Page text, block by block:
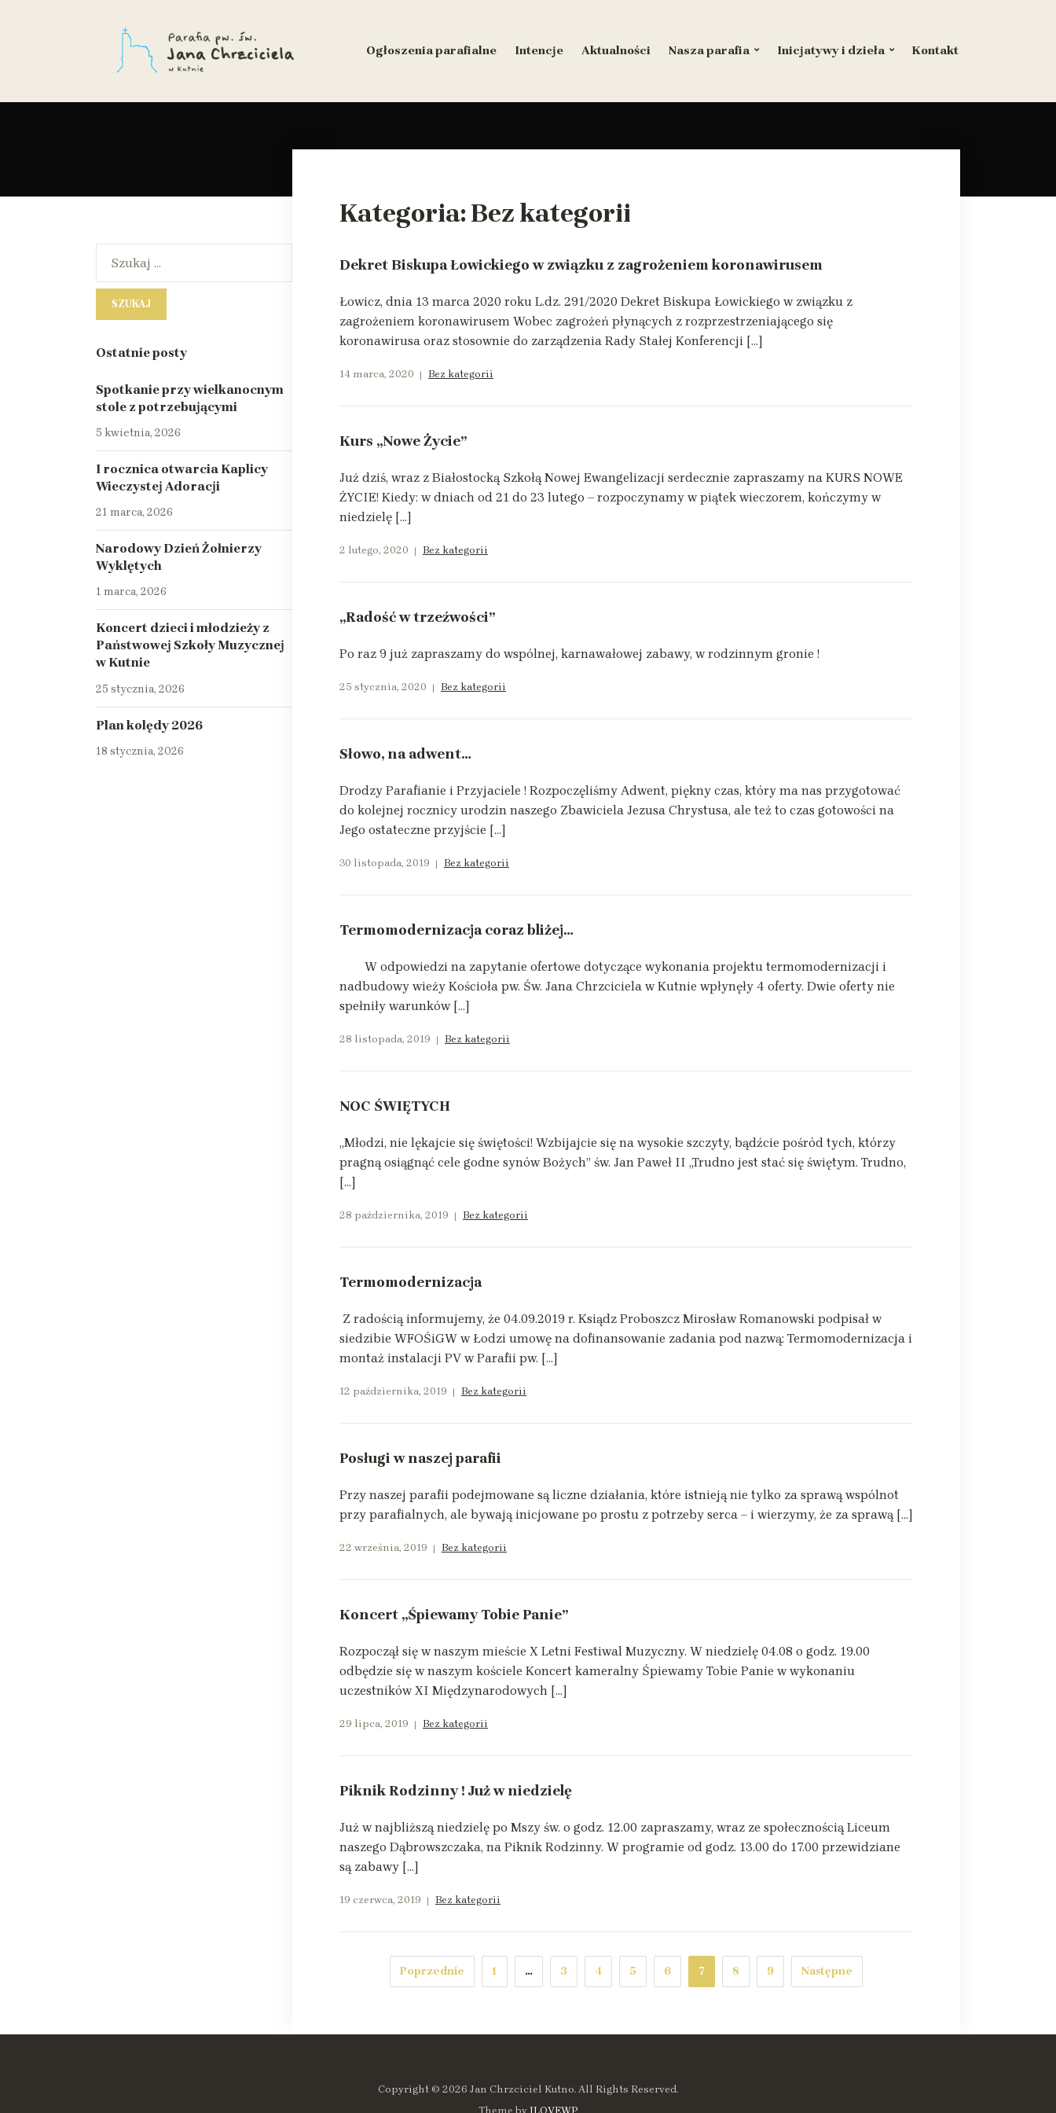
Ogłoszenia parafialne Intencje Aktualności Nasza parafia Inicjatywy i dzieła Kontakt
Kategoria: Bez kategorii
Dekret Biskupa Łowickiego w związku z zagrożeniem koronawirusem
Łowicz, dnia 13 marca 2020 roku L.dz. 291/2020 Dekret Biskupa Łowickiego w związku z
zagrożeniem koronawirusem Wobec zagrożeń płynących z rozprzestrzeniającego się
koronawirusa oraz stosownie do zarządzenia Rady Stałej Konferencji […]
14 marca, 2020 Bez kategorii
Kurs „Nowe Życie”
Już dziś, wraz z Białostocką Szkołą Nowej Ewangelizacji serdecznie zapraszamy na KURS NOWE
ŻYCIE! Kiedy: w dniach od 21 do 23 lutego – rozpoczynamy w piątek wieczorem, kończymy w
niedzielę […]
2 lutego, 2020 Bez kategorii
„Radość w trzeźwości”
Po raz 9 już zapraszamy do wspólnej, karnawałowej zabawy, w rodzinnym gronie !
25 stycznia, 2020 Bez kategorii
Słowo, na adwent…
Drodzy Parafianie i Przyjaciele ! Rozpoczęliśmy Adwent, piękny czas, który ma nas przygotować
do kolejnej rocznicy urodzin naszego Zbawiciela Jezusa Chrystusa, ale też to czas gotowości na
Jego ostateczne przyjście […]
30 listopada, 2019 Bez kategorii
Termomodernizacja coraz bliżej…
W odpowiedzi na zapytanie ofertowe dotyczące wykonania projektu termomodernizacji i
nadbudowy wieży Kościoła pw. Św. Jana Chrzciciela w Kutnie wpłynęły 4 oferty. Dwie oferty nie
spełniły warunków […]
28 listopada, 2019 Bez kategorii
NOC ŚWIĘTYCH
„Młodzi, nie lękajcie się świętości! Wzbijajcie się na wysokie szczyty, bądźcie pośród tych, którzy
pragną osiągnąć cele godne synów Bożych” św. Jan Paweł II „Trudno jest stać się świętym. Trudno,
[…]
28 października, 2019 Bez kategorii
Termomodernizacja
Z radością informujemy, że 04.09.2019 r. Ksiądz Proboszcz Mirosław Romanowski podpisał w
siedzibie WFOŚiGW w Łodzi umowę na dofinansowanie zadania pod nazwą: Termomodernizacja i
montaż instalacji PV w Parafii pw. […]
12 października, 2019 Bez kategorii
Posługi w naszej parafii
Przy naszej parafii podejmowane są liczne działania, które istnieją nie tylko za sprawą wspólnot
przy parafialnych, ale bywają inicjowane po prostu z potrzeby serca – i wierzymy, że za sprawą […]
22 września, 2019 Bez kategorii
Koncert „Śpiewamy Tobie Panie”
Rozpoczął się w naszym mieście X Letni Festiwal Muzyczny. W niedzielę 04.08 o godz. 19.00
odbędzie się w naszym kościele Koncert kameralny Śpiewamy Tobie Panie w wykonaniu
uczestników XI Międzynarodowych […]
29 lipca, 2019 Bez kategorii
Piknik Rodzinny ! Już w niedzielę
Już w najbliższą niedzielę po Mszy św. o godz. 12.00 zapraszamy, wraz ze społecznością Liceum
naszego Dąbrowszczaka, na Piknik Rodzinny. W programie od godz. 13.00 do 17.00 przewidziane
są zabawy […]
19 czerwca, 2019 Bez kategorii
Poprzednie 1 … 3 4 5 6 7 8 9 Następne
Ostatnie posty
Spotkanie przy wielkanocnym
stole z potrzebującymi
5 kwietnia, 2026
I rocznica otwarcia Kaplicy
Wieczystej Adoracji
21 marca, 2026
Narodowy Dzień Żołnierzy
Wyklętych
1 marca, 2026
Koncert dzieci i młodzieży z
Państwowej Szkoły Muzycznej
w Kutnie
25 stycznia, 2026
Plan kolędy 2026
18 stycznia, 2026
Copyright © 2026 Jan Chrzciciel Kutno. All Rights Reserved.
Theme by ILOVEWP